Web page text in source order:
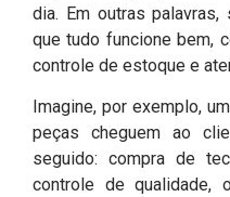
dia. Em outras
que tudo funcione bem,
controle de estoque e
Imagine, por exemplo,
peças cheguem ao
seguido: compra de
controle de qualidade,